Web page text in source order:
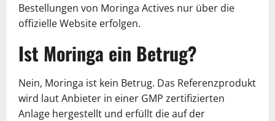
Bestellungen von Moringa Actives nur über die
offizielle Website erfolgen.
Ist Moringa ein Betrug?
Nein, Moringa ist kein Betrug. Das Referenzprodukt
wird laut Anbieter in einer GMP zertifizierten
Anlage hergestellt und erfüllt die auf der